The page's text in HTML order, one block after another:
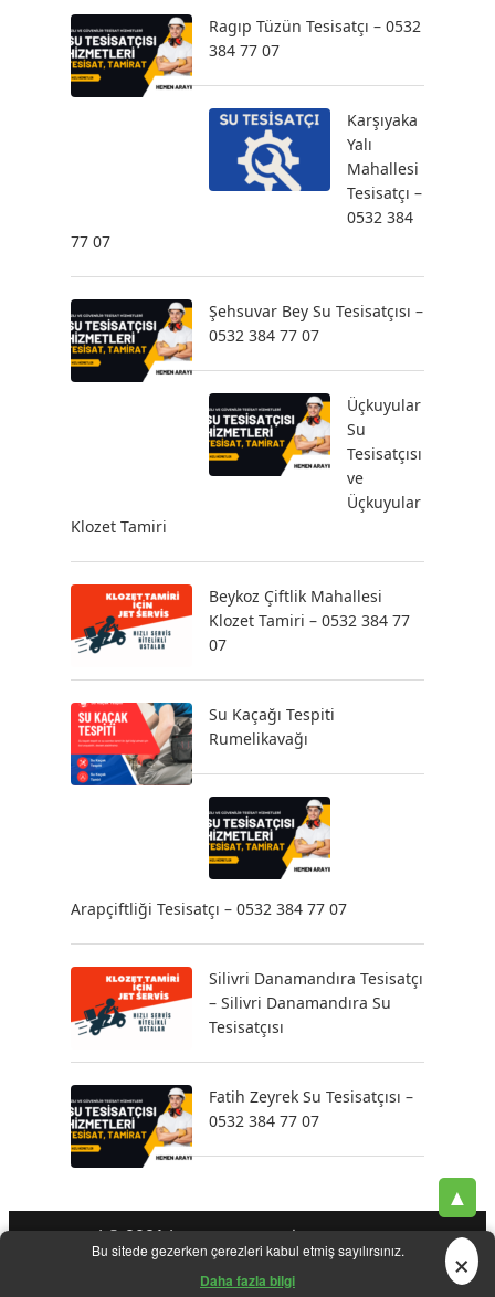
Ragıp Tüzün Tesisatçı – 0532
384 77 07
Karşıyaka
Yalı
Mahallesi
Tesisatçı –
0532 384
77 07
Şehsuvar Bey Su Tesisatçısı –
0532 384 77 07
Üçkuyular
Su
Tesisatçısı
ve
Üçkuyular
Klozet Tamiri
Beykoz Çiftlik Mahallesi
Klozet Tamiri – 0532 384 77
07
Su Kaçağı Tespiti
Rumelikavağı
Arapçiftliği Tesisatçı – 0532 384 77 07
Silivri Danamandıra Tesisatçı
– Silivri Danamandıra Su
Tesisatçısı
Fatih Zeyrek Su Tesisatçısı –
0532 384 77 07
Bu sitede gezerken çerezleri kabul etmiş sayılırsınız.
Daha fazla bilgi ×
▲
| © 2021 |- - - Klozet
Su Kaçak Tespiti-Su Tesisatçı-Su Tesisat Hizmetleri-
Tıkanıklık Açma-Yeni Tesisat Hizmetleri